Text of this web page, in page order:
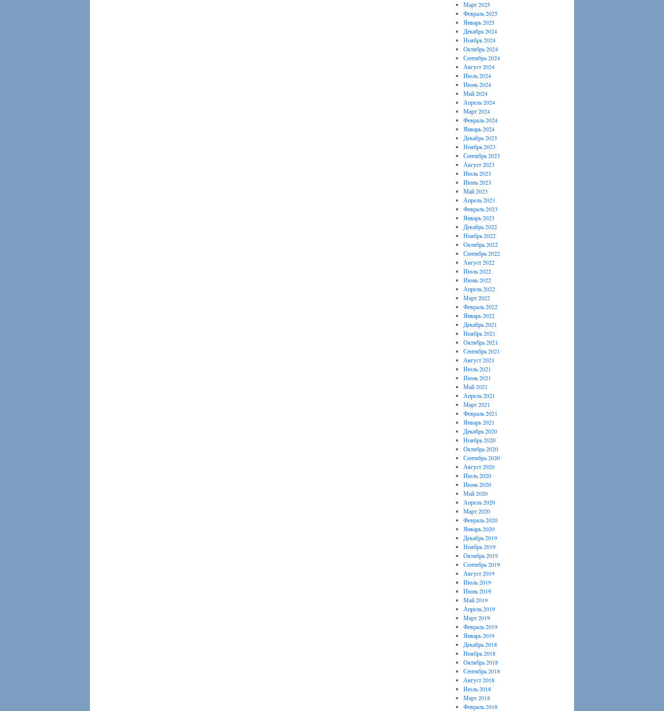
Март 2025
Февраль 2025
Январь 2025
Декабрь 2024
Ноябрь 2024
Октябрь 2024
Сентябрь 2024
Август 2024
Июль 2024
Июнь 2024
Май 2024
Апрель 2024
Март 2024
Февраль 2024
Январь 2024
Декабрь 2023
Ноябрь 2023
Сентябрь 2023
Август 2023
Июль 2023
Июнь 2023
Май 2023
Апрель 2023
Февраль 2023
Январь 2023
Декабрь 2022
Ноябрь 2022
Октябрь 2022
Сентябрь 2022
Август 2022
Июль 2022
Июнь 2022
Апрель 2022
Март 2022
Февраль 2022
Январь 2022
Декабрь 2021
Ноябрь 2021
Октябрь 2021
Сентябрь 2021
Август 2021
Июль 2021
Июнь 2021
Май 2021
Апрель 2021
Март 2021
Февраль 2021
Январь 2021
Декабрь 2020
Ноябрь 2020
Октябрь 2020
Сентябрь 2020
Август 2020
Июль 2020
Июнь 2020
Май 2020
Апрель 2020
Март 2020
Февраль 2020
Январь 2020
Декабрь 2019
Ноябрь 2019
Октябрь 2019
Сентябрь 2019
Август 2019
Июль 2019
Июнь 2019
Май 2019
Апрель 2019
Март 2019
Февраль 2019
Январь 2019
Декабрь 2018
Ноябрь 2018
Октябрь 2018
Сентябрь 2018
Август 2018
Июль 2018
Март 2018
Февраль 2018